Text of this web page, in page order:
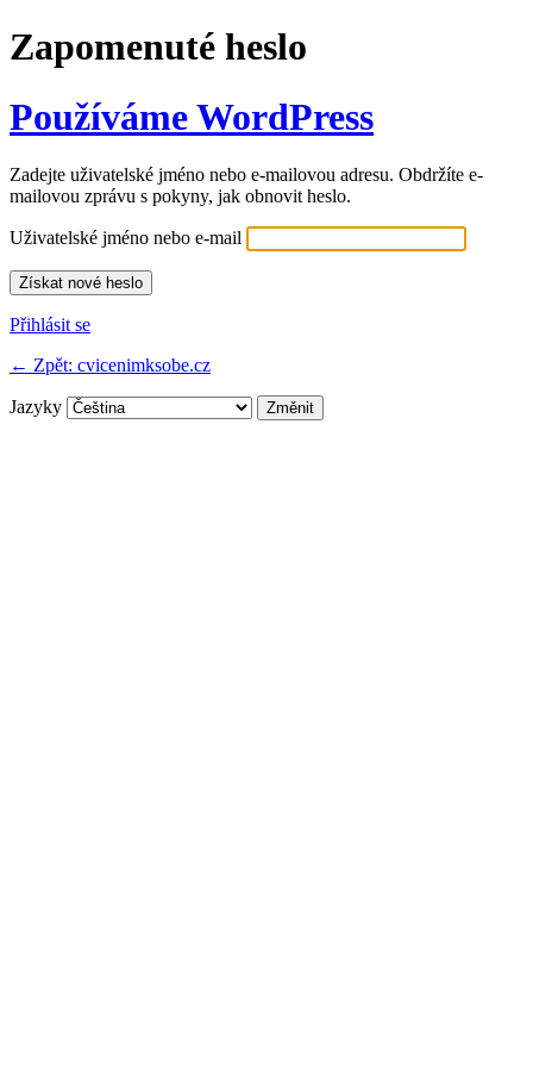
Zapomenuté heslo
Používáme WordPress
Zadejte uživatelské jméno nebo e-mailovou adresu. Obdržíte e-
mailovou zprávu s pokyny, jak obnovit heslo.
Uživatelské jméno nebo e-mail
Přihlásit se
← Zpět: cvicenimksobe.cz
Jazyky